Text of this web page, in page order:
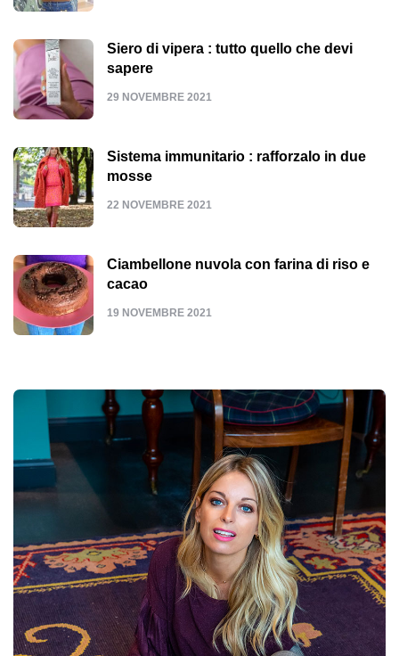
Siero di vipera : tutto quello che devi
sapere
29 NOVEMBRE 2021
Sistema immunitario : rafforzalo in due
mosse
22 NOVEMBRE 2021
Ciambellone nuvola con farina di riso e
cacao
19 NOVEMBRE 2021